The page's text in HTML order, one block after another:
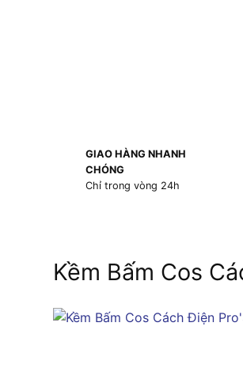
GIAO HÀNG NHANH
CHÓNG
Chỉ trong vòng 24h
Kềm Bấm Cos